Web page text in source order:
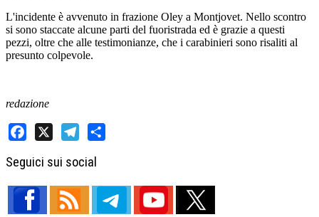
L'incidente è avvenuto in frazione Oley a Montjovet. Nello scontro
si sono staccate alcune parti del fuoristrada ed è grazie a questi
pezzi, oltre che alle testimonianze, che i carabinieri sono risaliti al
presunto colpevole.
redazione
Seguici sui social